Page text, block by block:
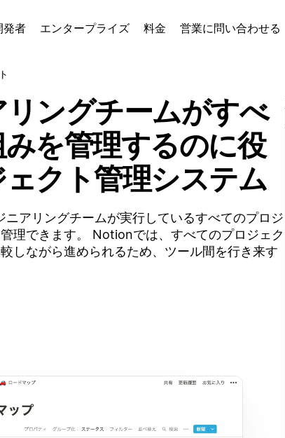
発者 エンタープライズ 料金 営業に問い合わせる
ングチームがすべ
を管理するのに役
クト管理システム
ニアリングチームが実行しているすべてのプロジ
理できます。 Notionでは、すべてのプロジェク
しながら進められるため、ツール間を行き来す